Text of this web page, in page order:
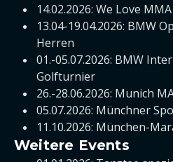
14.02.2026: We Love
13.04-19.04.2026: BMW
Herren
01.-05.07.2026: BMW
Golfturnier
26.-28.06.2026: Munich
05.07.2026: Münchner
11.10.2026: München-
Weitere Events